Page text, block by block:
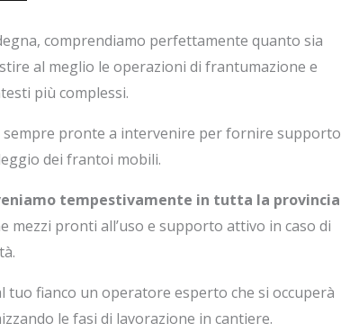
comprendiamo perfettamente quanto sia
al meglio le operazioni di frantumazione e
più complessi.
pronte a intervenire per fornire supporto
dei frantoi mobili.
tempestivamente in tutta la provincia
mezzi pronti all’uso e supporto attivo in caso di
fianco un operatore esperto che si occuperà
le fasi di lavorazione in cantiere.